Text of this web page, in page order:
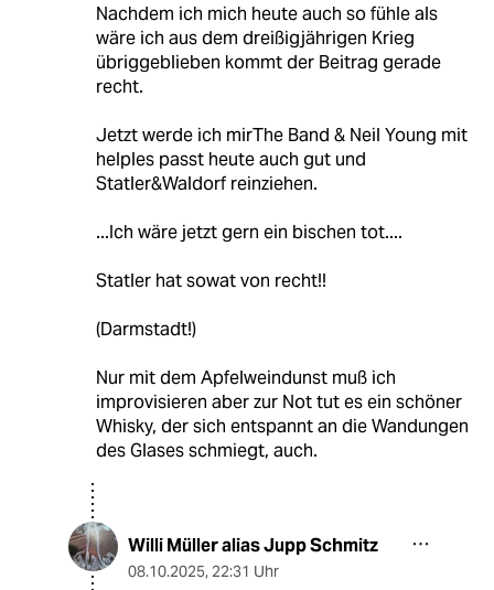
Nachdem ich mich heute auch so fühle als
wäre ich aus dem dreißigjährigen Krieg
übriggeblieben kommt der Beitrag gerade
recht.
Jetzt werde ich mirThe Band & Neil Young mit
helples passt heute auch gut und
Statler&Waldorf reinziehen.
...Ich wäre jetzt gern ein bischen tot....
Statler hat sowat von recht!!
(Darmstadt!)
Nur mit dem Apfelweindunst muß ich
improvisieren aber zur Not tut es ein schöner
Whisky, der sich entspannt an die Wandungen
des Glases schmiegt, auch.
Willi Müller alias Jupp Schmitz
08.10.2025, 22:31 Uhr